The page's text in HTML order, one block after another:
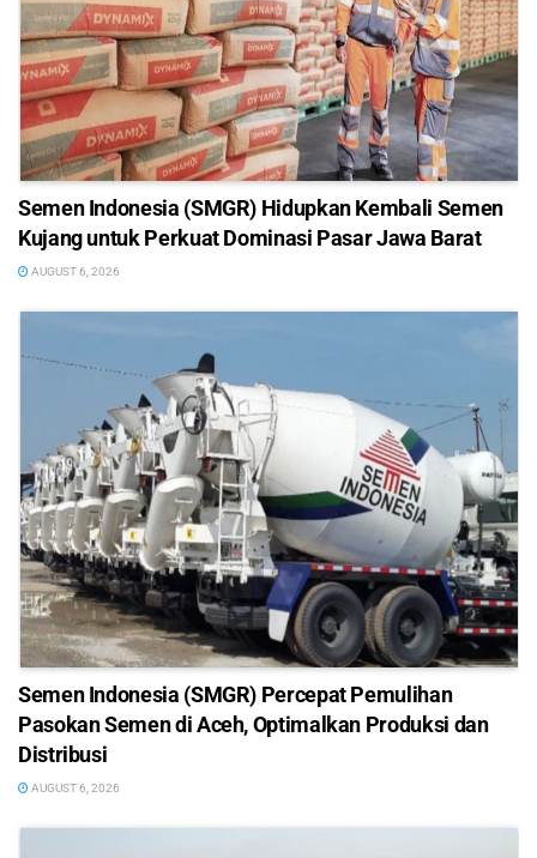
Semen Indonesia (SMGR) Hidupkan Kembali Semen
Kujang untuk Perkuat Dominasi Pasar Jawa Barat
AUGUST 6, 2026
Semen Indonesia (SMGR) Percepat Pemulihan
Pasokan Semen di Aceh, Optimalkan Produksi dan
Distribusi
AUGUST 6, 2026